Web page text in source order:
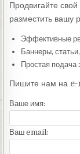
Продвигайте
разместить вашу
Эффективные
Баннеры,
Простая подача
Пишите нам на
Ваше имя:
Ваш email: